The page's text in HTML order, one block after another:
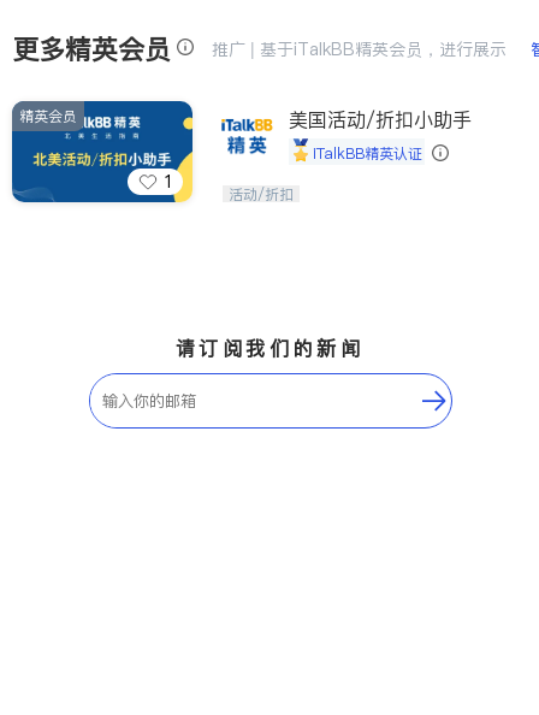
非盈利组织
更多精英会员 推广 | 基于iTalkBB精英会员，进行展示
1
精英会员 美国活动/折扣小助手
iTalkBB精英认证
iTalkBB精英 官方账号。您的美国生活
活动/折扣
请订阅我们的新闻